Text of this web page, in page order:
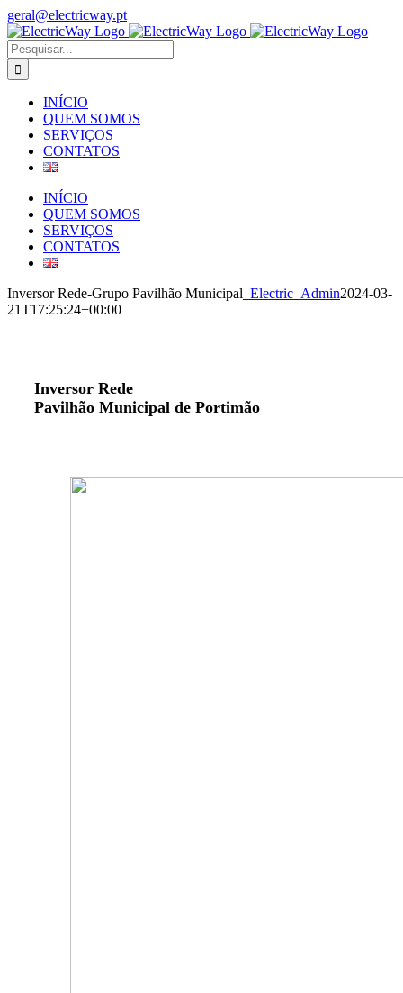
Skip
to
content
geral@electricway.pt
Facebook
Instagram
Pesquisar
INÍCIO
QUEM SOMOS
SERVIÇOS
CONTATOS
INÍCIO
QUEM SOMOS
SERVIÇOS
CONTATOS
Inversor Rede-Grupo Pavilhão Municipal _Electric_Admin2024-03-
21T17:25:24+00:00
Inversor Rede
Pavilhão Municipal de Portimão